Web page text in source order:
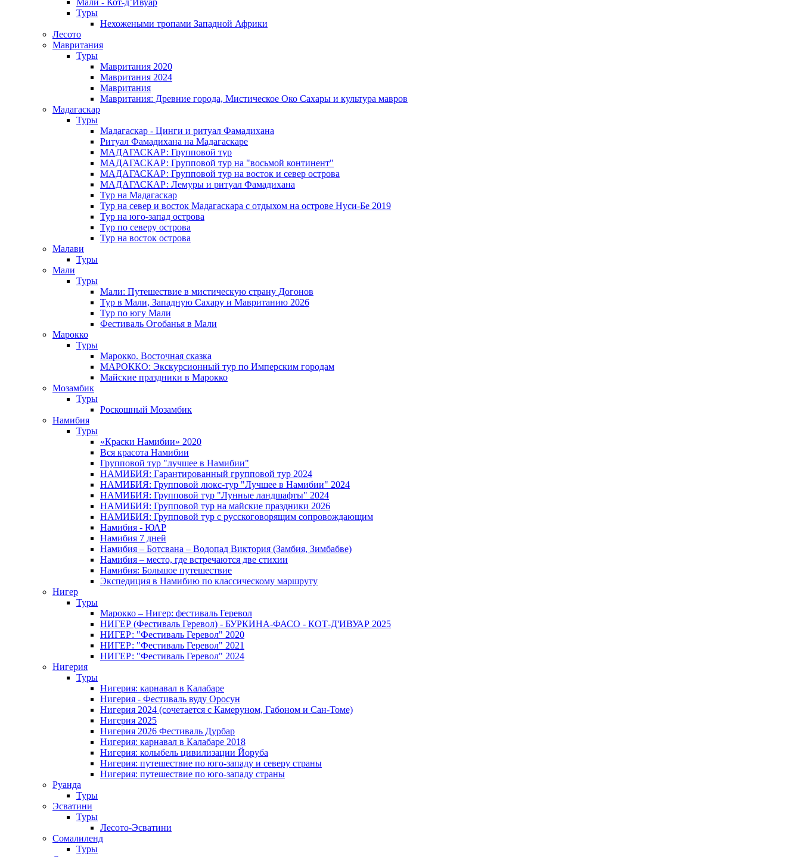
Мали - Кот-д’Ивуар
Туры
Нехожеными тропами Западной Африки
Лесото
Мавритания
Туры
Мавритания 2020
Мавритания 2024
Мавритания
Мавритания: Древние города, Мистическое Око Сахары и культура мавров
Мадагаскар
Туры
Мадагаскар - Цинги и ритуал Фамадихана
Ритуал Фамадихана на Мадагаскаре
МАДАГАСКАР: Групповой тур
МАДАГАСКАР: Групповой тур на "восьмой континент"
МАДАГАСКАР: Групповой тур на восток и север острова
МАДАГАСКАР: Лемуры и ритуал Фамадихана
Тур на Мадагаскар
Тур на север и восток Мадагаскара с отдыхом на острове Нуси-Бе 2019
Тур на юго-запад острова
Тур по северу острова
Тур на восток острова
Малави
Туры
Мали
Туры
Мали: Путешествие в мистическую страну Догонов
Тур в Мали, Западную Сахару и Мавританию 2026
Тур по югу Мали
Фестиваль Огобанья в Мали
Марокко
Туры
Марокко. Восточная сказка
МАРОККО: Экскурсионный тур по Имперским городам
Майские праздники в Марокко
Мозамбик
Туры
Роскошный Мозамбик
Намибия
Туры
«Краски Намибии» 2020
Вся красота Намибии
Групповой тур "лучшее в Намибии"
НАМИБИЯ: Гарантированный групповой тур 2024
НАМИБИЯ: Групповой люкс-тур "Лучшее в Намибии" 2024
НАМИБИЯ: Групповой тур "Лунные ландшафты" 2024
НАМИБИЯ: Групповой тур на майские праздники 2026
НАМИБИЯ: Групповой тур с русскоговорящим сопровождающим
Намибия - ЮАР
Намибия 7 дней
Намибия – Ботсвана – Водопад Виктория (Замбия, Зимбабве)
Намибия – место, где встречаются две стихии
Намибия: Большое путешествие
Экспедиция в Намибию по классическому маршруту
Нигер
Туры
Марокко – Нигер: фестиваль Геревол
НИГЕР (Фестиваль Геревол) - БУРКИНА-ФАСО - КОТ-Д'ИВУАР 2025
НИГЕР: "Фестиваль Геревол" 2020
НИГЕР: "Фестиваль Геревол" 2021
НИГЕР: "Фестиваль Геревол" 2024
Нигерия
Туры
Нигерия: карнавал в Калабаре
Нигерия - Фестиваль вуду Оросун
Нигерия 2024 (сочетается с Камеруном, Габоном и Сан-Томе)
Нигерия 2025
Нигерия 2026 Фестиваль Дурбар
Нигерия: карнавал в Калабаре 2018
Нигерия: колыбель цивилизации Йоруба
Нигерия: путешествие по юго-западу и северу страны
Нигерия: путешествие по юго-западу страны
Руанда
Туры
Эсватини
Туры
Лесото-Эсватини
Сомалиленд
Туры